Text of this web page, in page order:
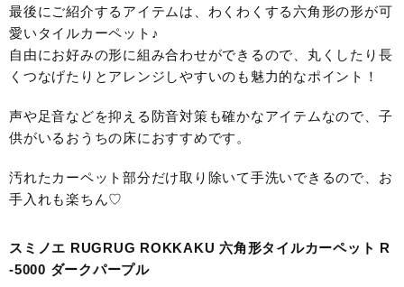
最後にご紹介するアイテムは、わくわくする六角形の形が可
愛いタイルカーペット♪
自由にお好みの形に組み合わせができるので、丸くしたり長
くつなげたりとアレンジしやすいのも魅力的なポイント！
声や足音などを抑える防音対策も確かなアイテムなので、子
供がいるおうちの床におすすめです。
汚れたカーペット部分だけ取り除いて手洗いできるので、お
手入れも楽ちん♡
スミノエ RUGRUG ROKKAKU 六角形タイルカーペット R
-5000 ダークパープル